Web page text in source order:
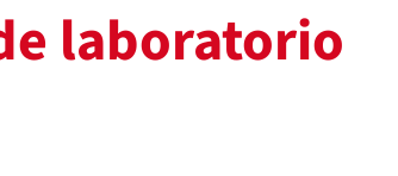
laboratorio